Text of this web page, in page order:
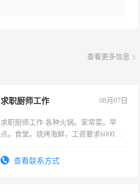
查看更多信息
求职厨师工作 08月07日
求职厨师工作 各种火锅。家常菜。早
点。食堂。烧烤海鲜，工资要求6000以
查看联系方式